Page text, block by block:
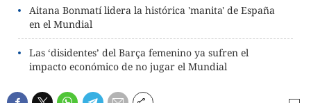
Aitana Bonmatí lidera la histórica 'manita' de España
en el Mundial
Las ‘disidentes’ del Barça femenino ya sufren el
impacto económico de no jugar el Mundial